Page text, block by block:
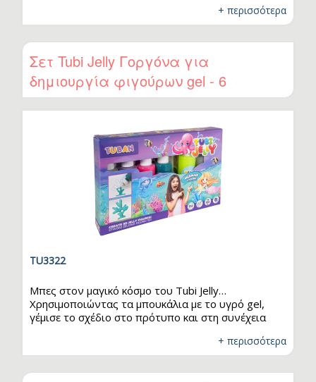
λίγα λεπτά… και η τρισδιάστατη δημιουργία σου
είναι έτοιμη! :) Τα Tubi Jelly είναι εντυπωσιακά
πολύχρωμα, εύκαμπτα και ευχάριστα στην αφή. Το
παιχνίδι μαζί τους ενισχύει τη δημιουργικότητα. Αν
σε κερδίσει ο κόσμος του gel, μπορείς να αγοράσεις
επιπλέον χρώματα ξεχωριστά. Το σετ
περιλαμβάνει: 6 χρώματα gel (150 ml…
+ περισσότερα
Σετ Tubi Jelly Γοργόνα για
δημιουργία φιγούρων gel - 6
χρώματα
TU3322
Μπες στον μαγικό κόσμο του Tubi Jelly…
Χρησιμοποιώντας τα μπουκάλια με το υγρό gel,
γέμισε το σχέδιο στο πρότυπο και στη συνέχεια
λίγα λεπτά… και η τρισδιάστατη δημιουργία σου
είναι έτοιμη! :) Τα Tubi Jelly είναι εντυπωσιακά
πολύχρωμα, εύκαμπτα και ευχάριστα στην αφή. Το
+ περισσότερα